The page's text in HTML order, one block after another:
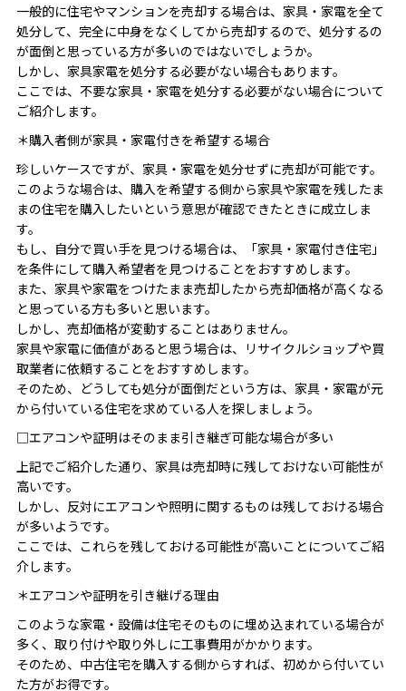
一般的に住宅やマンションを売却する場合は、家具・家電を全て
処分して、完全に中身をなくしてから売却するので、処分するの
が面倒と思っている方が多いのではないでしょうか。
しかし、家具家電を処分する必要がない場合もあります。
ここでは、不要な家具・家電を処分する必要がない場合について
ご紹介します。
＊購入者側が家具・家電付きを希望する場合
珍しいケースですが、家具・家電を処分せずに売却が可能です。
このような場合は、購入を希望する側から家具や家電を残したま
まの住宅を購入したいという意思が確認できたときに成立しま
す。
もし、自分で買い手を見つける場合は、「家具・家電付き住宅」
を条件にして購入希望者を見つけることをおすすめします。
また、家具や家電をつけたまま売却したから売却価格が高くなる
と思っている方も多いと思います。
しかし、売却価格が変動することはありません。
家具や家電に価値があると思う場合は、リサイクルショップや買
取業者に依頼することをおすすめします。
そのため、どうしても処分が面倒だという方は、家具・家電が元
から付いている住宅を求めている人を探しましょう。
□エアコンや証明はそのまま引き継ぎ可能な場合が多い
上記でご紹介した通り、家具は売却時に残しておけない可能性が
高いです。
しかし、反対にエアコンや照明に関するものは残しておける場合
が多いようです。
ここでは、これらを残しておける可能性が高いことについてご紹
介します。
＊エアコンや証明を引き継げる理由
このような家電・設備は住宅そのものに埋め込まれている場合が
多く、取り付けや取り外しに工事費用がかかります。
そのため、中古住宅を購入する側からすれば、初めから付いてい
た方がお得です。